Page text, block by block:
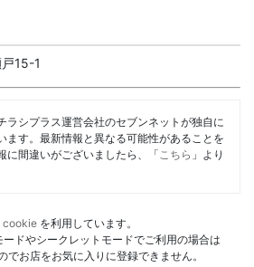
15-1
ラシプラス運営会社のセブンネットが独自に
ます。最新情報と異なる可能性があることを
に間違いがございましたら、「 こちら 」より
cookie を利用しています。
ドやシークレットモードでご利用の場合は
お店をお気に入りに登録できません。